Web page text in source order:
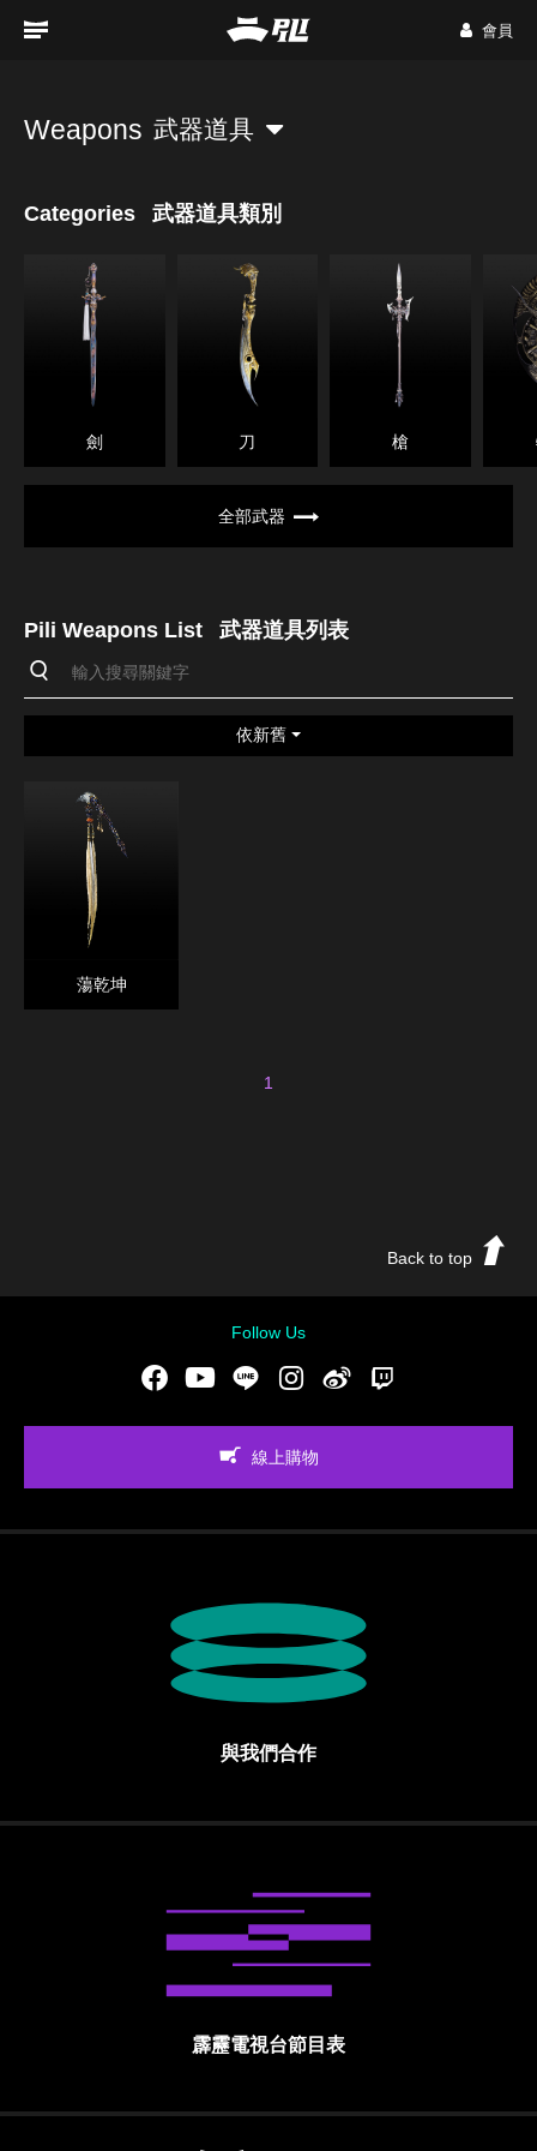
會員
Weapons 武器道具
Categories 武器道具類別
劍 刀 槍
全部武器
Pili Weapons List 武器道具列表
依新舊
蕩乾坤
1
Back to top
Follow Us
FacebookYoutubeLINE Instgram新浪微博
線上購物
與我們合作
霹靂電視台節目表